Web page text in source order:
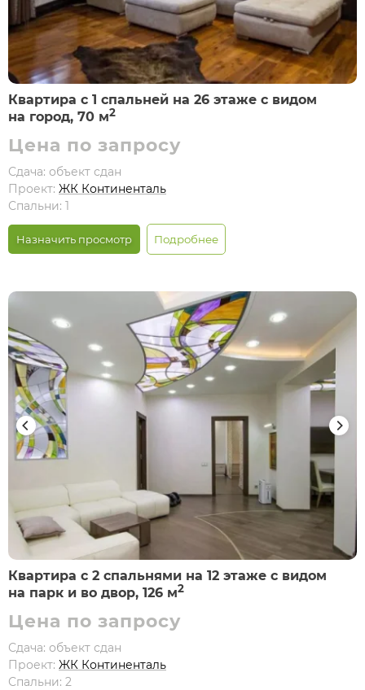
Квартира с 1 спальней на 26 этаже с видом
на город, 70 м2
Цена по запросу
Сдача: объект сдан
Проект: ЖК Континенталь
Спальни: 1
Назначить просмотр Подробнее
Квартира с 2 спальнями на 12 этаже с видом
на парк и во двор, 126 м2
Цена по запросу
Сдача: объект сдан
Проект: ЖК Континенталь
Спальни: 2